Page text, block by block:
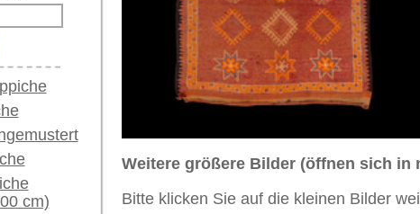
Bild Nr. 8
Artikelnummer:
Name/Provenienz:
Ursprungsland:
Größe: 381 x 185 cm
Herstellungsjahr:
Flor:
Wolle
Musterung: geometrisch / durchgemustert